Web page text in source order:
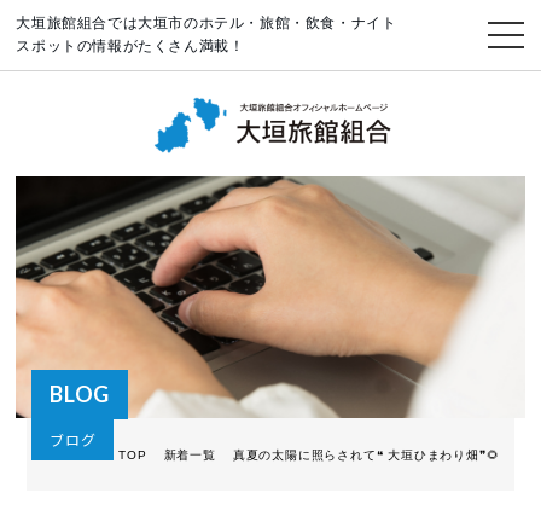
大垣旅館組合では大垣市のホテル・旅館・飲食・ナイト
スポットの情報がたくさん満載！
BLOG
ブログ
TOP 新着一覧 真夏の太陽に照らされて❝ 大垣ひまわり畑❞🌻